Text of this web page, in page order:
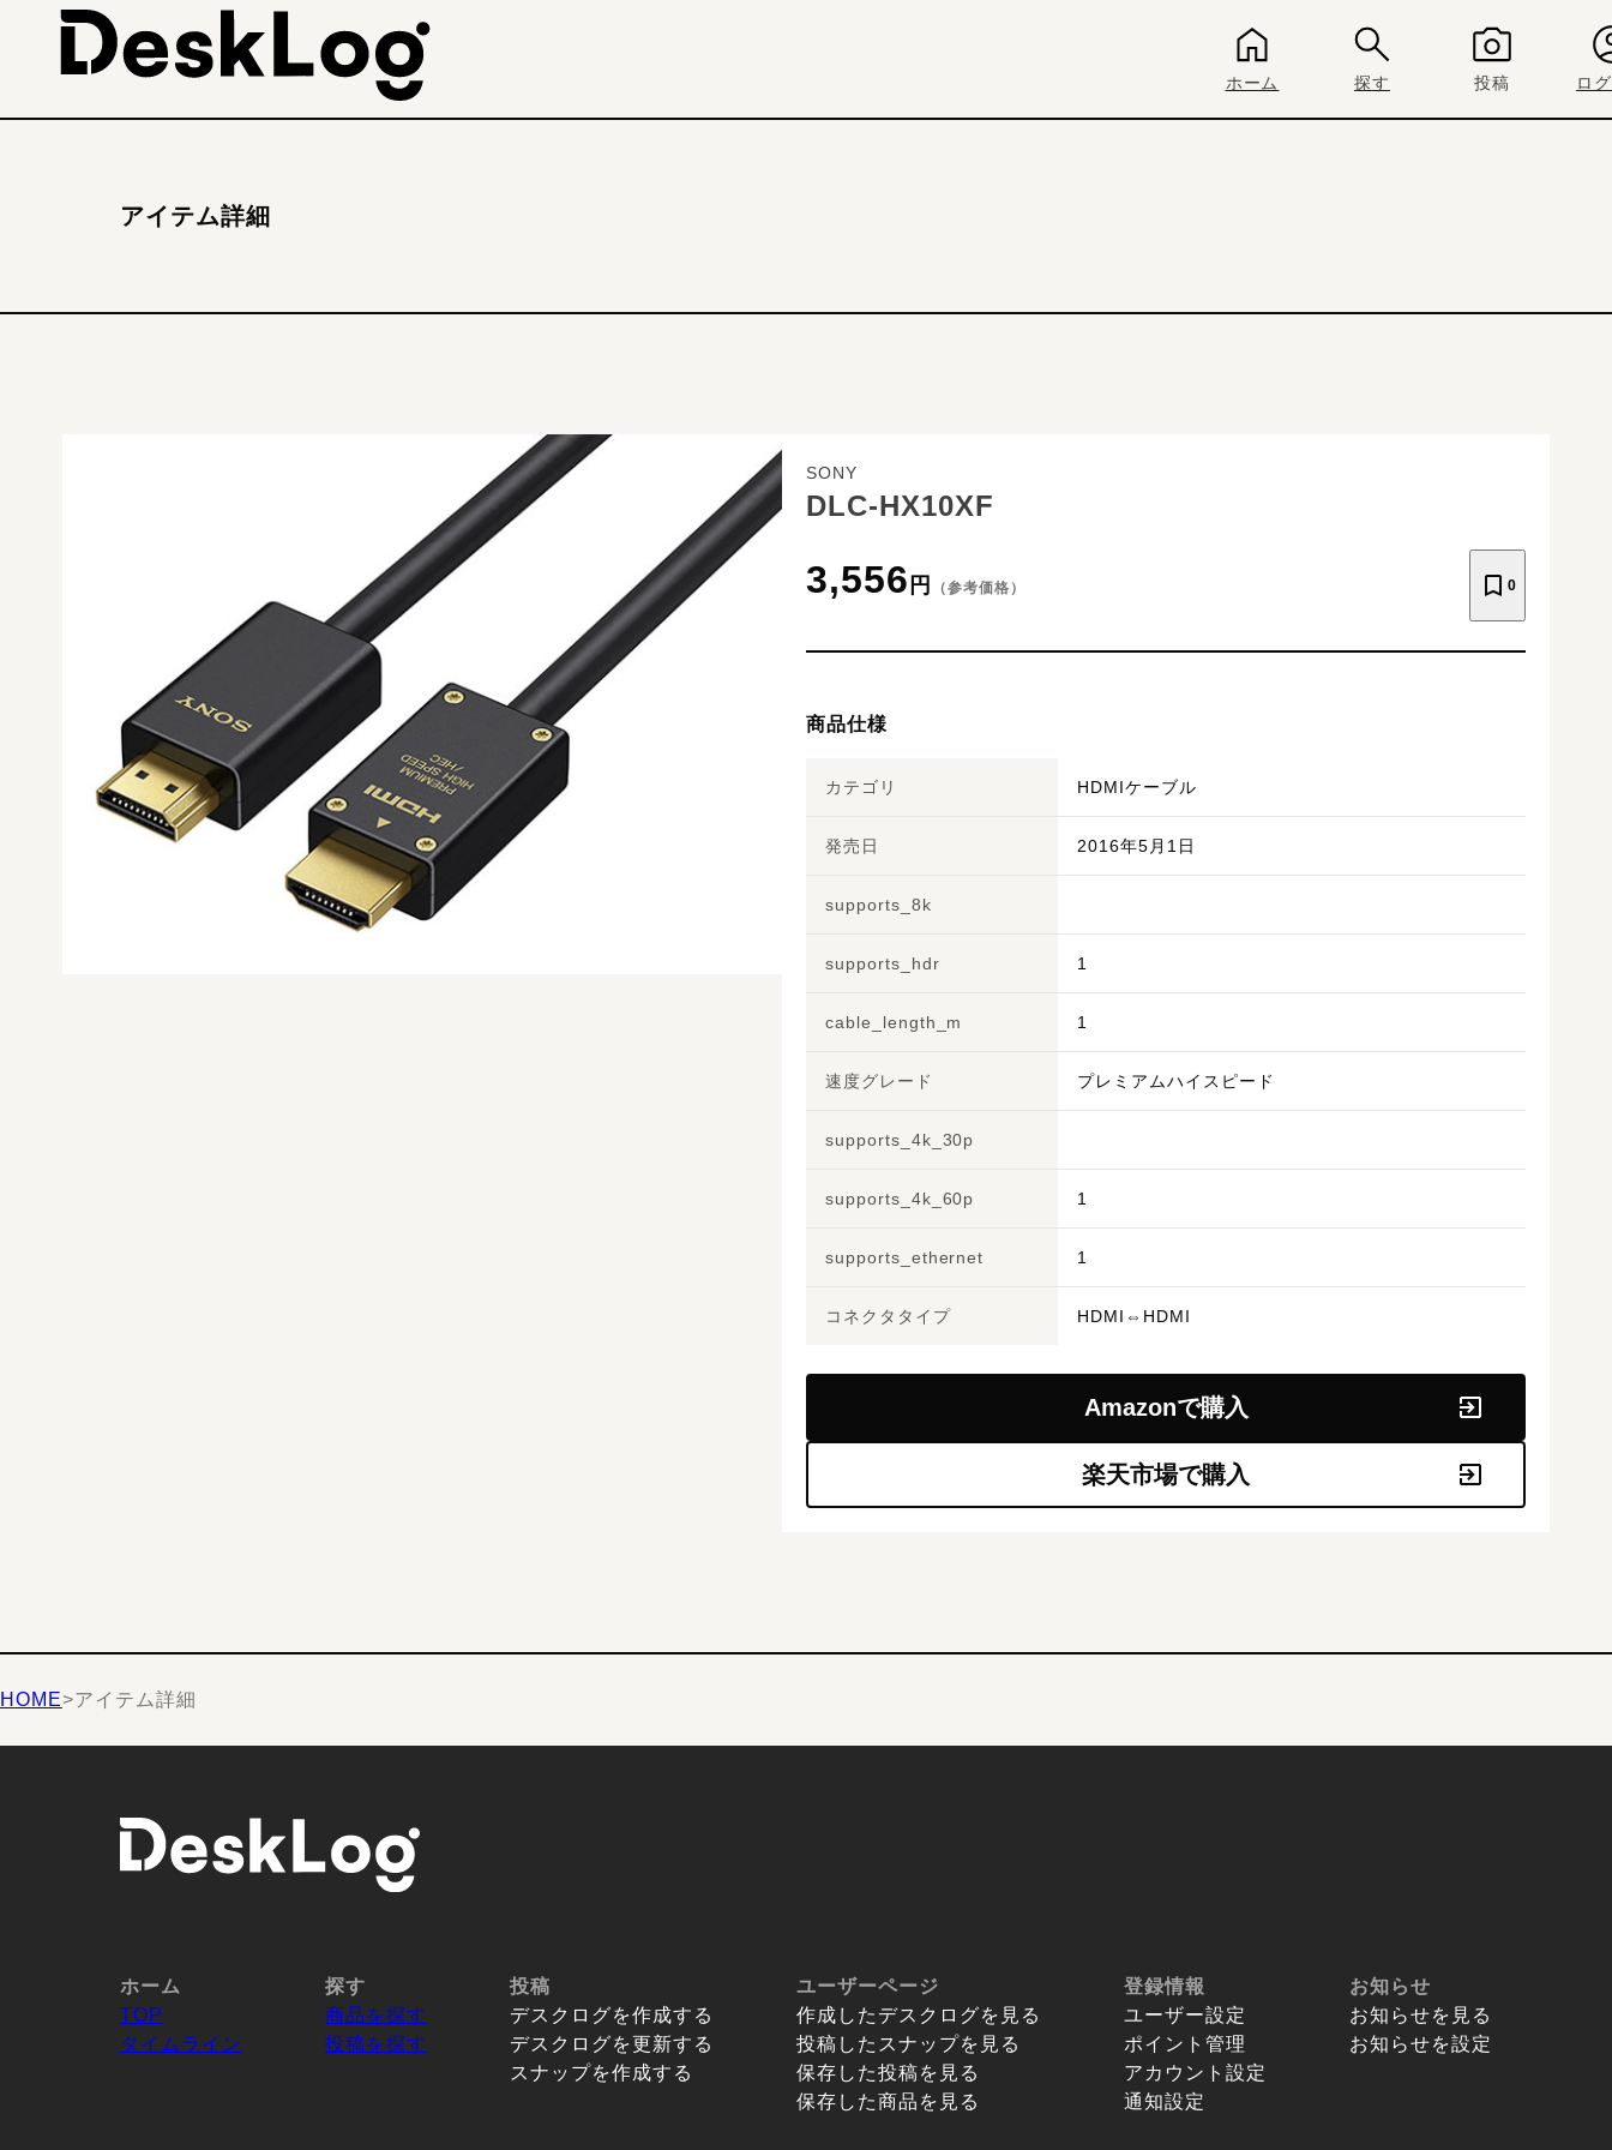
ホーム 探す 投稿 ロ
アイテム詳細
SONY
DLC-HX10XF
3,556 円 （参考価格） 0
商品仕様
カテゴリ HDMIケーブル
発売日 2016年5月1日
supports_8k
supports_hdr 1
cable_length_m 1
速度グレード プレミアムハイスピード
supports_4k_30p
supports_4k_60p 1
supports_ethernet 1
コネクタタイプ HDMI⇔HDMI
Amazonで購入
楽天市場で購入
HOME>アイテム詳細
ホーム
TOP
タイムライン
探す
商品を探す
投稿を探す
投稿
デスクログを作成する
デスクログを更新する
スナップを作成する
ユーザーページ
作成したデスクログを見る
投稿したスナップを見る
保存した投稿を見る
保存した商品を見る
登録情報
ユーザー設定
ポイント管理
アカウント設定
通知設定
お知らせ
お知らせを見る
お知らせを設定